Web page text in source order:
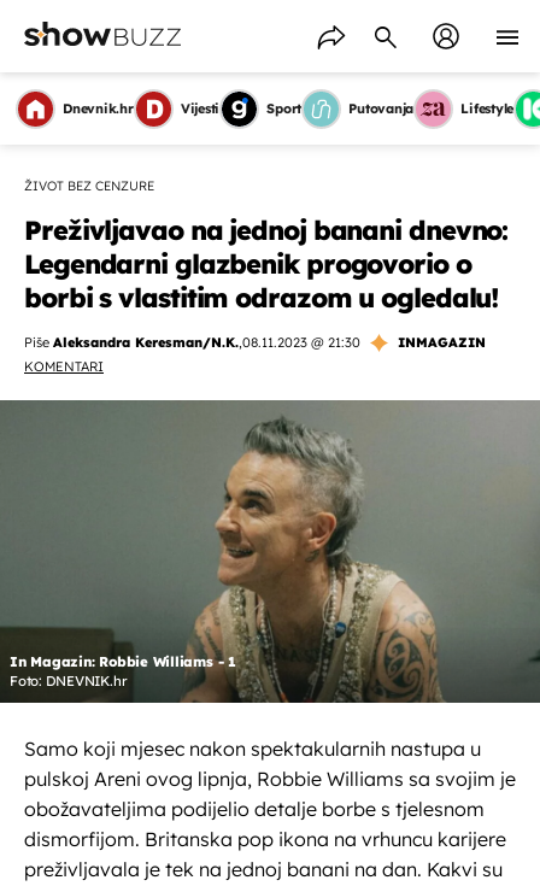
Dnevnik.hr Vijesti Sport Putovanja Lifestyle
ŽIVOT BEZ CENZURE
Preživljavao na jednoj banani dnevno:
Legendarni glazbenik progovorio o
borbi s vlastitim odrazom u ogledalu!
Piše Aleksandra Keresman/N.K.,08.11.2023 @ 21:30
INMAGAZIN
KOMENTARI
In Magazin: Robbie Williams - 1
Foto: DNEVNIK.hr
Samo koji mjesec nakon spektakularnih nastupa u
pulskoj Areni ovog lipnja, Robbie Williams sa svojim je
obožavateljima podijelio detalje borbe s tjelesnom
dismorfijom. Britanska pop ikona na vrhuncu karijere
preživljavala je tek na jednoj banani na dan. Kakvi su
OMOGUĆI OBAVIJESTI